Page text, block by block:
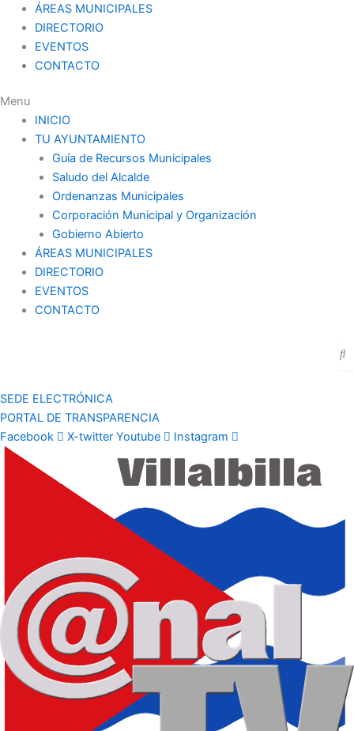
ÁREAS MUNICIPALES
DIRECTORIO
EVENTOS
CONTACTO
Menu
INICIO
TU AYUNTAMIENTO
Guía de Recursos Municipales
Saludo del Alcalde
Ordenanzas Municipales
Corporación Municipal y Organización
Gobierno Abierto
ÁREAS MUNICIPALES
DIRECTORIO
EVENTOS
CONTACTO
SEDE ELECTRÓNICA
PORTAL DE TRANSPARENCIA
Facebook
X-twitter Youtube Instagram